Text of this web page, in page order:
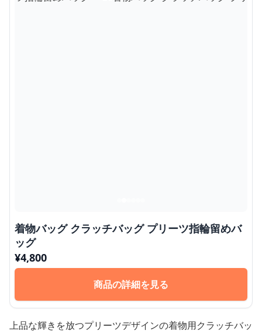
着物バッグ クラッチバッグ プリーツ指輪留めバ
ッグ
¥4,800
商品の詳細を見る
上品な輝きを放つプリーツデザインの着物用クラッチバッ